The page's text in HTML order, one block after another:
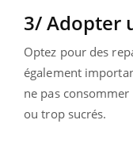
3/ Adopter
Optez pour des
également
ne pas
ou trop sucrés.